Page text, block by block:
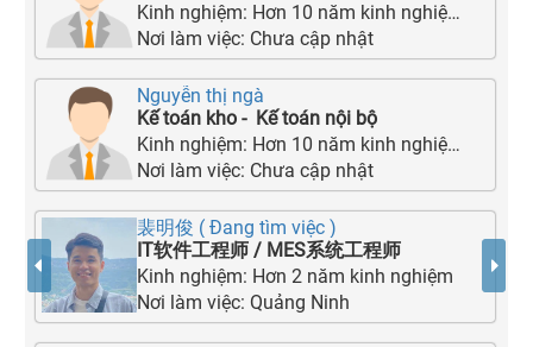
Kinh nghiệm: Hơn 10 năm kinh nghiệm
Nơi làm việc: Chưa cập nhật
Nguyễn thị ngà
Kế toán kho - Kế toán nội bộ
Kinh nghiệm: Hơn 10 năm kinh nghiệm
Nơi làm việc: Chưa cập nhật
裴明俊 ( Đang tìm việc )
IT软件工程师 / MES系统工程师
Kinh nghiệm: Hơn 2 năm kinh nghiệm
Nơi làm việc: Quảng Ninh